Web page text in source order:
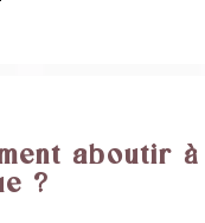
aboutir
?